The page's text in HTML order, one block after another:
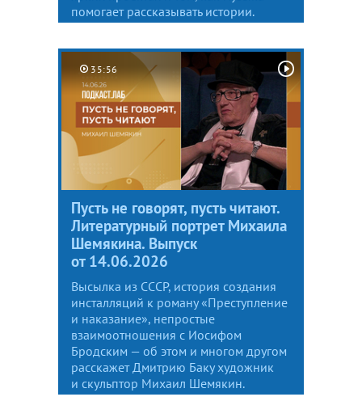
помогает рассказывать истории.
35:56
Пусть не говорят, пусть читают.
Литературный портрет Михаила
Шемякина. Выпуск
от 14.06.2026
Высылка из СССР, история создания
инсталляций к роману «Преступление
и наказание», непростые
взаимоотношения с Иосифом
Бродским — об этом и многом другом
расскажет Дмитрию Баку художник
и скульптор Михаил Шемякин.